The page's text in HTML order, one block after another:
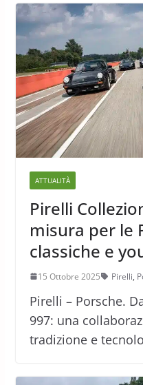
ATTUALITÀ
Pirelli
misura per le
classiche e
15 Ottobre 2025 Pirelli,
Pirelli – Porsche.
997: una
tradizione e